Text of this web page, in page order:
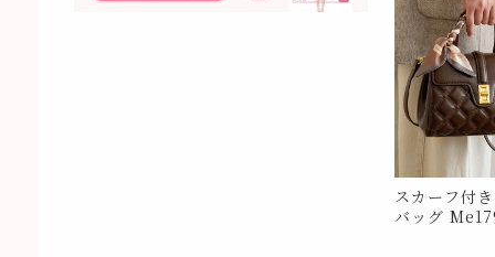
スカーフ付
バッグ